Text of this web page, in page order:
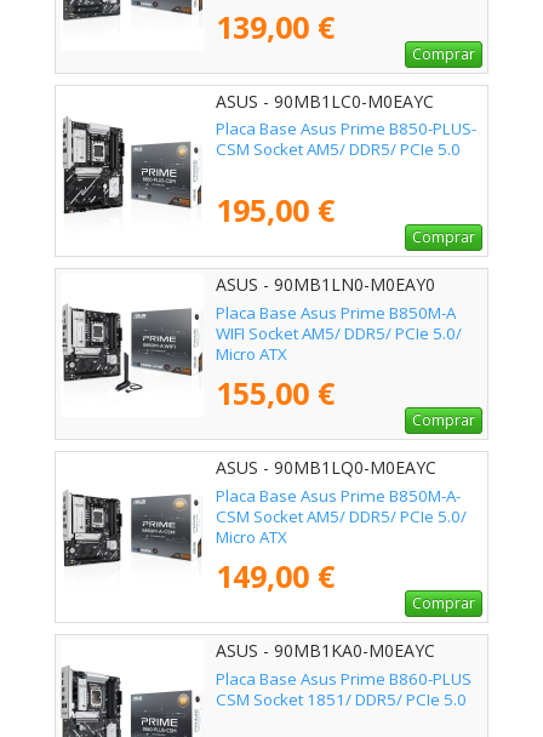
139,00 €
Comprar
ASUS - 90MB1LC0-M0EAYC
Placa Base Asus Prime B850-PLUS-
CSM Socket AM5/ DDR5/ PCIe 5.0
195,00 €
Comprar
ASUS - 90MB1LN0-M0EAY0
Placa Base Asus Prime B850M-A
WIFI Socket AM5/ DDR5/ PCIe 5.0/
Micro ATX
155,00 €
Comprar
ASUS - 90MB1LQ0-M0EAYC
Placa Base Asus Prime B850M-A-
CSM Socket AM5/ DDR5/ PCIe 5.0/
Micro ATX
149,00 €
Comprar
ASUS - 90MB1KA0-M0EAYC
Placa Base Asus Prime B860-PLUS
CSM Socket 1851/ DDR5/ PCIe 5.0